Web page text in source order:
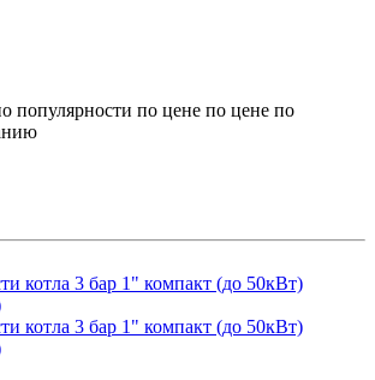
популярности по цене по цене по
котла 3 бар 1" компакт (до 50кВт)
котла 3 бар 1" компакт (до 50кВт)